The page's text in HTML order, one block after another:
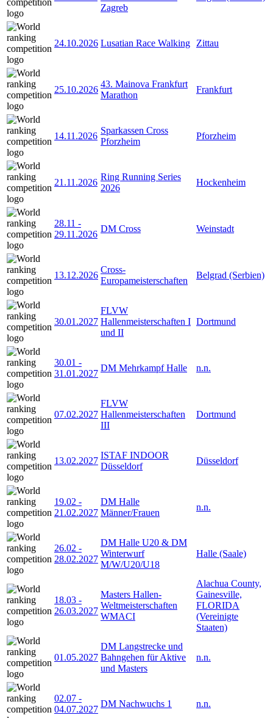
Zagreb
24.10.2026 Lusatian Race Walking Zittau
25.10.2026
43. Mainova Frankfurt
Marathon
Frankfurt
14.11.2026
Sparkassen Cross
Pforzheim
Pforzheim
21.11.2026
Ring Running Series
2026
Hockenheim
28.11 -
29.11.2026
DM Cross Weinstadt
13.12.2026
Cross-
Europameisterschaften
Belgrad (Serbien)
30.01.2027
FLVW
Hallenmeisterschaften I
und II
Dortmund
30.01 -
31.01.2027
DM Mehrkampf Halle n.n.
07.02.2027
FLVW
Hallenmeisterschaften
III
Dortmund
13.02.2027
ISTAF INDOOR
Düsseldorf
Düsseldorf
19.02 -
21.02.2027
DM Halle
Männer/Frauen
n.n.
26.02 -
28.02.2027
DM Halle U20 & DM
Winterwurf
M/W/U20/U18
Halle (Saale)
18.03 -
26.03.2027
Masters Hallen-
Weltmeisterschaften
WMACI
Alachua County,
Gainesville,
FLORIDA
(Vereinigte
Staaten)
01.05.2027
DM Langstrecke und
Bahngehen für Aktive
und Masters
n.n.
02.07 -
04.07.2027
DM Nachwuchs 1 n.n.